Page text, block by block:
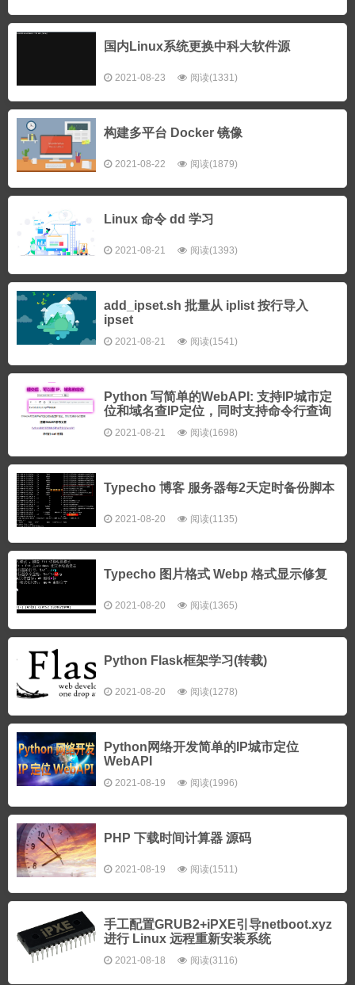
国内Linux系统更换中科大软件源
2021-08-23 阅读(1331)
构建多平台 Docker 镜像
2021-08-22 阅读(1879)
Linux 命令 dd 学习
2021-08-21 阅读(1393)
add_ipset.sh 批量从 iplist 按行导入
ipset
2021-08-21 阅读(1541)
Python 写简单的WebAPI: 支持IP城市定
位和域名查IP定位，同时支持命令行查询
2021-08-21 阅读(1698)
Typecho 博客 服务器每2天定时备份脚本
2021-08-20 阅读(1135)
Typecho 图片格式 Webp 格式显示修复
2021-08-20 阅读(1365)
Python Flask框架学习(转载)
2021-08-20 阅读(1278)
Python网络开发简单的IP城市定位
WebAPI
2021-08-19 阅读(1996)
PHP 下载时间计算器 源码
2021-08-19 阅读(1511)
手工配置GRUB2+iPXE引导netboot.xyz
进行 Linux 远程重新安装系统
2021-08-18 阅读(3116)